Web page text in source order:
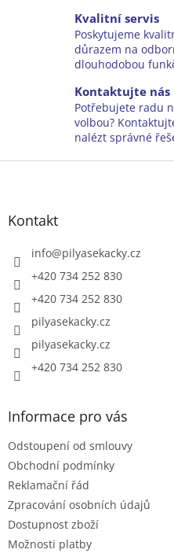
Kvalitní servis
Poskytujeme
důrazem na
dlouhodobou
Kontaktujte nás
Potřebujete radu
volbou?
nalézt správné
Z
Kontakt
info@pilyasekacky.cz
+420 734 252 830
+420 734 252 830
pilyasekacky.cz
pilyasekacky.cz
+420 734 252 830
Informace pro vás
Odstoupení od smlouvy
Obchodní podmínky
Reklamační řád
Zpracování osobních údajů
Dostupnost zboží
Možnosti platby